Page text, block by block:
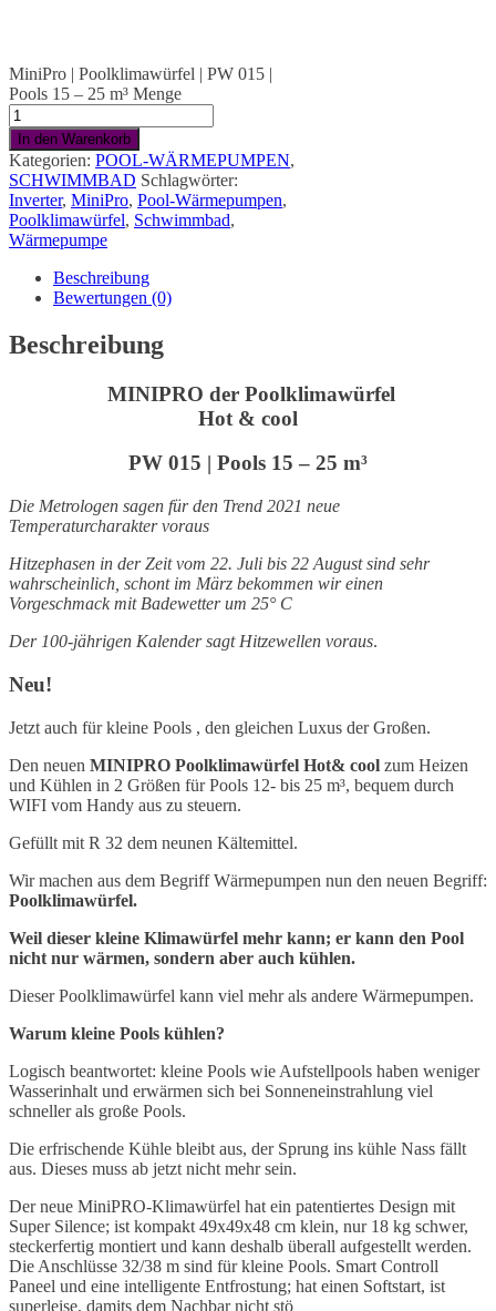
MiniPro | Poolklimawürfel | PW 015 |
Pools 15 – 25 m³ Menge
In den Warenkorb
Kategorien: POOL-WÄRMEPUMPEN,
SCHWIMMBAD Schlagwörter:
Inverter, MiniPro, Pool-Wärmepumpen,
Poolklimawürfel, Schwimmbad,
Wärmepumpe
Beschreibung
Bewertungen (0)
Beschreibung
MINIPRO der Poolklimawürfel
Hot & cool
PW 015 | Pools 15 – 25 m³
Die Metrologen sagen für den Trend 2021 neue
Temperaturcharakter voraus
Hitzephasen in der Zeit vom 22. Juli bis 22 August sind sehr
wahrscheinlich, schont im März bekommen wir einen
Vorgeschmack mit Badewetter um 25° C
Der 100-jährigen Kalender sagt Hitzewellen voraus.
Neu!
Jetzt auch für kleine Pools , den gleichen Luxus der Großen.
Den neuen MINIPRO Poolklimawürfel Hot& cool zum Heizen
und Kühlen in 2 Größen für Pools 12- bis 25 m³, bequem durch
WIFI vom Handy aus zu steuern.
Gefüllt mit R 32 dem neunen Kältemittel.
Wir machen aus dem Begriff Wärmepumpen nun den neuen Begriff:
Poolklimawürfel.
Weil dieser kleine Klimawürfel mehr kann; er kann den Pool
nicht nur wärmen, sondern aber auch kühlen.
Dieser Poolklimawürfel kann viel mehr als andere Wärmepumpen.
Warum kleine Pools kühlen?
Logisch beantwortet: kleine Pools wie Aufstellpools haben weniger
Wasserinhalt und erwärmen sich bei Sonneneinstrahlung viel
schneller als große Pools.
Die erfrischende Kühle bleibt aus, der Sprung ins kühle Nass fällt
aus. Dieses muss ab jetzt nicht mehr sein.
Der neue MiniPRO-Klimawürfel hat ein patentiertes Design mit
Super Silence; ist kompakt 49x49x48 cm klein, nur 18 kg schwer,
steckerfertig montiert und kann deshalb überall aufgestellt werden.
Die Anschlüsse 32/38 m sind für kleine Pools. Smart Controll
Paneel und eine intelligente Entfrostung; hat einen Softstart, ist
superleise, damits dem Nachbar nicht stö